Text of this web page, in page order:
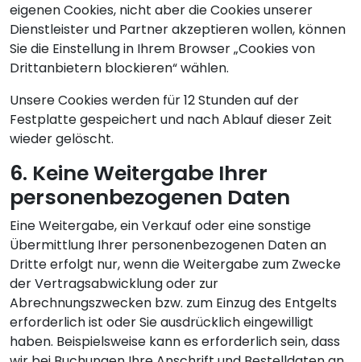
eigenen Cookies, nicht aber die Cookies unserer
Dienstleister und Partner akzeptieren wollen, können
Sie die Einstellung in Ihrem Browser „Cookies von
Drittanbietern blockieren“ wählen.
Unsere Cookies werden für 12 Stunden auf der
Festplatte gespeichert und nach Ablauf dieser Zeit
wieder gelöscht.
6. Keine Weitergabe Ihrer
personenbezogenen Daten
Eine Weitergabe, ein Verkauf oder eine sonstige
Übermittlung Ihrer personenbezogenen Daten an
Dritte erfolgt nur, wenn die Weitergabe zum Zwecke
der Vertragsabwicklung oder zur
Abrechnungszwecken bzw. zum Einzug des Entgelts
erforderlich ist oder Sie ausdrücklich eingewilligt
haben. Beispielsweise kann es erforderlich sein, dass